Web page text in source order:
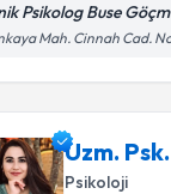
Psikolog Buse
Mah. Cinnah Cad.
Uzm.
Psikoloji